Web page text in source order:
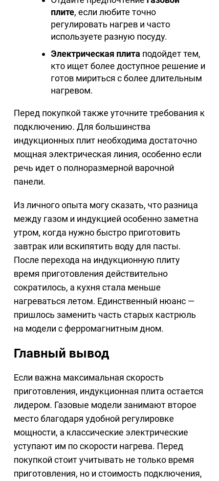
плите, если любите точно
регулировать нагрев и часто
используете разную посуду.
Электрическая плита подойдет тем,
кто ищет более доступное решение и
готов мириться с более длительным
нагревом.
Перед покупкой также уточните требования к
подключению. Для большинства
индукционных плит необходима достаточно
мощная электрическая линия, особенно если
речь идет о полноразмерной варочной
панели.
Из личного опыта могу сказать, что разница
между газом и индукцией особенно заметна
утром, когда нужно быстро приготовить
завтрак или вскипятить воду для пасты.
После перехода на индукционную плиту
время приготовления действительно
сократилось, а кухня стала меньше
нагреваться летом. Единственный нюанс —
пришлось заменить часть старых кастрюль
на модели с ферромагнитным дном.
Главный вывод
Если важна максимальная скорость
приготовления, индукционная плита остается
лидером. Газовые модели занимают второе
место благодаря удобной регулировке
мощности, а классические электрические
уступают им по скорости нагрева. Перед
покупкой стоит учитывать не только время
приготовления, но и стоимость подключения,